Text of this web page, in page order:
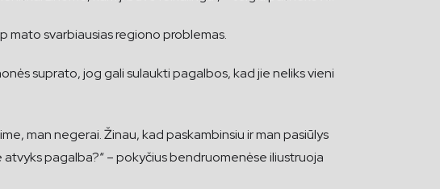
mato svarbiausias regiono problemas.
suprato, jog gali sulaukti pagalbos, kad jie neliks vieni
man negerai. Žinau, kad paskambinsiu ir man pasiūlys
pagalba?“ – pokyčius bendruomenėse iliustruoja